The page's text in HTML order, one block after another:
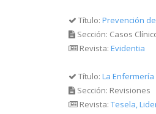
Título: Prevención
Sección: Casos
Revista: Evidentia
Título: La
Sección: Revisiones
Revista: Tesela,